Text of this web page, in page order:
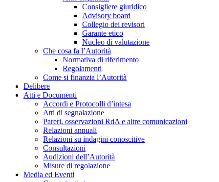
Consigliere giuridico
Advisory board
Collegio dei revisori
Garante etico
Nucleo di valutazione
Che cosa fa l’Autorità
Normativa di riferimento
Regolamenti
Come si finanzia l’Autorità
Delibere
Atti e Documenti
Accordi e Protocolli d’intesa
Atti di segnalazione
Pareri, osservazioni RdA e altre comunicazioni
Relazioni annuali
Relazioni su indagini conoscitive
Consultazioni
Audizioni dell’Autorità
Misure di regolazione
Media ed Eventi